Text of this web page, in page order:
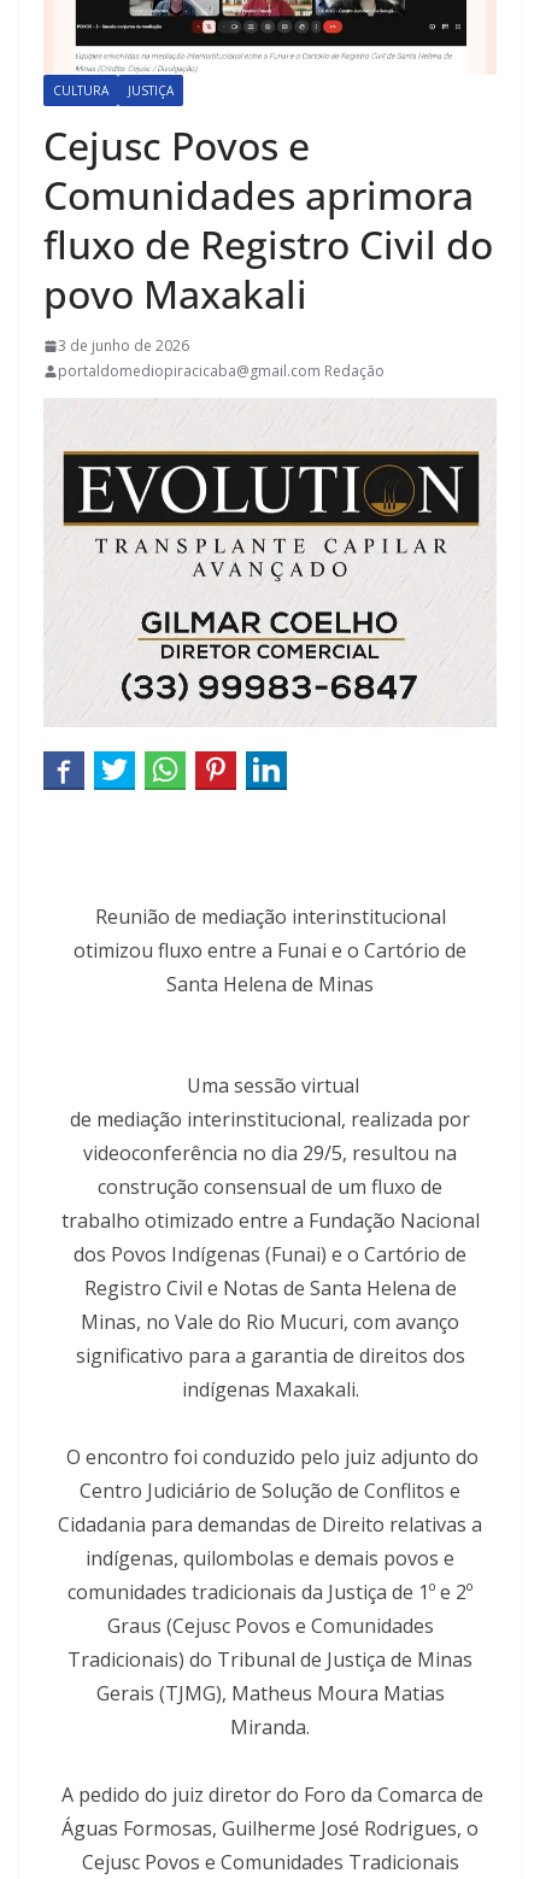
CULTURA JUSTIÇA
Cejusc Povos e
Comunidades aprimora
fluxo de Registro Civil do
povo Maxakali
3 de junho de 2026
portaldomediopiracicaba@gmail.com Redação
Reunião de mediação interinstitucional
otimizou fluxo entre a Funai e o Cartório de
Santa Helena de Minas
Uma sessão virtual
de mediação interinstitucional, realizada por
videoconferência no dia 29/5, resultou na
construção consensual de um fluxo de
trabalho otimizado entre a Fundação Nacional
dos Povos Indígenas (Funai) e o Cartório de
Registro Civil e Notas de Santa Helena de
Minas, no Vale do Rio Mucuri, com avanço
significativo para a garantia de direitos dos
indígenas Maxakali.
O encontro foi conduzido pelo juiz adjunto do
Centro Judiciário de Solução de Conflitos e
Cidadania para demandas de Direito relativas a
indígenas, quilombolas e demais povos e
comunidades tradicionais da Justiça de 1º e 2º
Graus (Cejusc Povos e Comunidades
Tradicionais) do Tribunal de Justiça de Minas
Gerais (TJMG), Matheus Moura Matias
Miranda.
A pedido do juiz diretor do Foro da Comarca de
Águas Formosas, Guilherme José Rodrigues, o
Cejusc Povos e Comunidades Tradicionais